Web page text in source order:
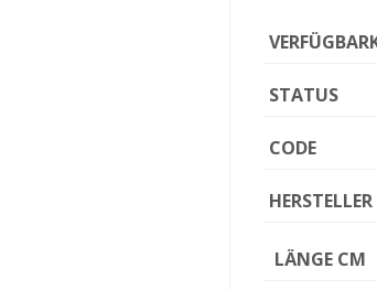
STATUS
CODE
HERSTELLER
LÄNGE CM